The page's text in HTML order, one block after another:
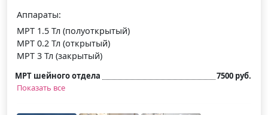
Аппараты:
МРТ 1.5 Тл (полуоткрытый)
МРТ 0.2 Тл (открытый)
МРТ 3 Тл (закрытый)
МРТ шейного отдела
7500 руб.
Показать все